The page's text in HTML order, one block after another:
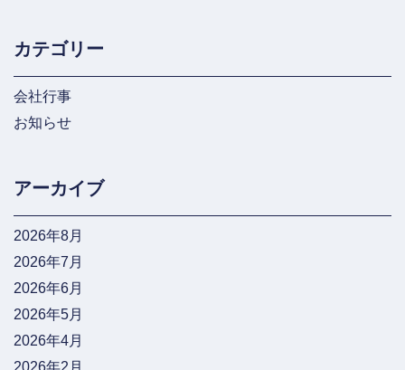
カテゴリー
会社行事
お知らせ
アーカイブ
2026年8月
2026年7月
2026年6月
2026年5月
2026年4月
2026年2月